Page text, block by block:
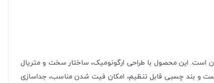
است. این محصول با طراحی ارگونومیک، ساختار سخت و متریال
و بند چسبی قابل تنظیم، امکان فیت شدن مناسب، جداسازی